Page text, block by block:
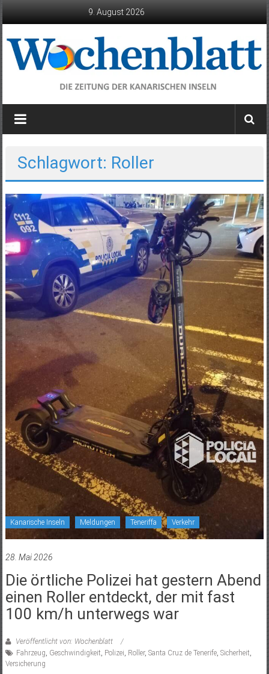
9. August 2026
Wochenblatt
die
Kanarischen
Inseln
Schlagwort: Roller
Kanarische Inseln Meldungen Teneriffa Verkehr
28. Mai 2026
Die örtliche Polizei hat gestern Abend
einen Roller entdeckt, der mit fast
100 km/h unterwegs war
Veröffentlicht von: Wochenblatt
Fahrzeug Geschwindigkeit Polizei Roller, Santa Cruz de Tenerife, Sicherheit
Versicherung